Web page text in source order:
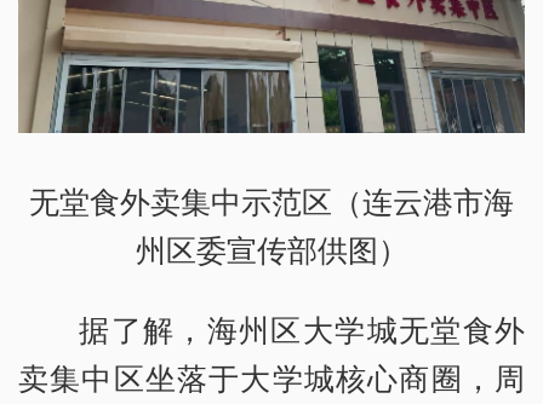
无堂食外卖集中示范区（连云港市海
州区委宣传部供图）
据了解，海州区大学城无堂食外
卖集中区坐落于大学城核心商圈，周